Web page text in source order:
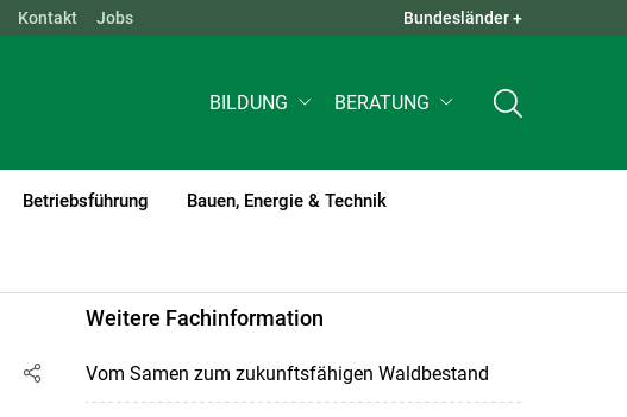
QUICK LINKS +
Kontakt Jobs Bundesländer +
BILDUNG BERATUNG
Betriebsführung Bauen, Energie & Technik
Weitere Fachinformation
Vom Samen zum zukunftsfähigen Waldbestand